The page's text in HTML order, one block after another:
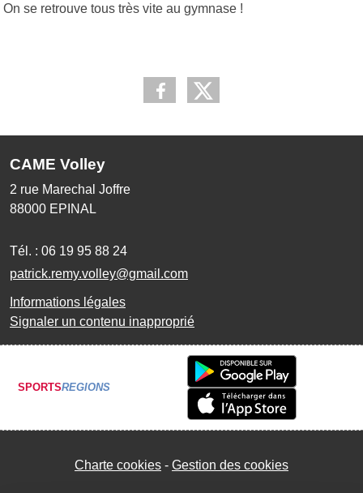
On se retrouve tous très vite au gymnase !
CAME Volley
2 rue Marechal Joffre
88000 EPINAL
Tél. : 06 19 95 88 24
patrick.remy.volley@gmail.com
Informations légales
Signaler un contenu inapproprié
SPORTSREGIONS
Charte cookies Gestion des cookies